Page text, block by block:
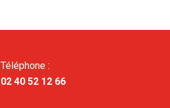
Téléphone :
02 40 52 12 66